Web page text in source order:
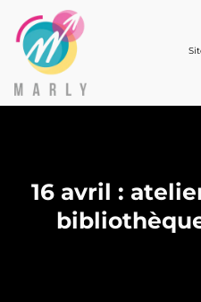
16 avril :